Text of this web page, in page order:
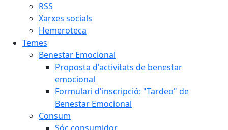
RSS
Xarxes socials
Hemeroteca
Temes
Benestar Emocional
Proposta d'activitats de benestar
emocional
Formulari d'inscripció: "Tardeo" de
Benestar Emocional
Consum